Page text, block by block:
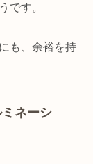
です。
も、余裕を持
ネーシ